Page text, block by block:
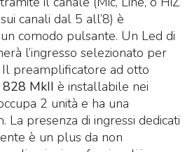
canali dal 5 all’8) è
comodo pulsante. Un Led di
l’ingresso selezionato per
preamplificatore ad otto
828 MkII è installabile nei
2 unità e ha una
La presenza di ingressi dedicati
è un plus da non